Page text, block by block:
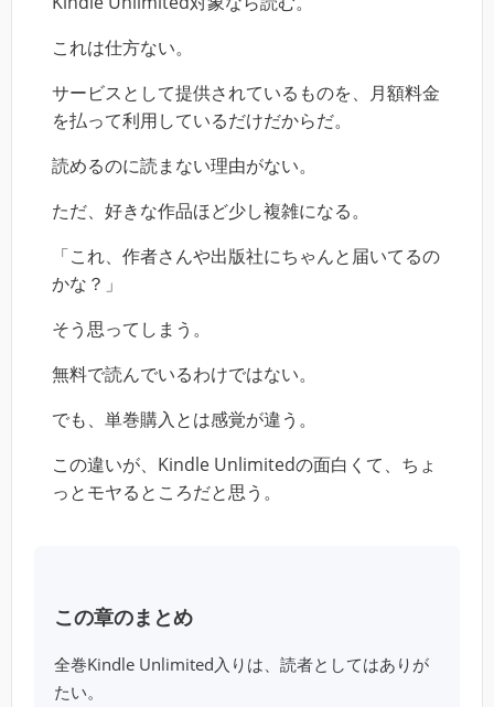
これは仕方ない。
サービスとして提供されているものを、月額料金
を払って利用しているだけだからだ。
読めるのに読まない理由がない。
ただ、好きな作品ほど少し複雑になる。
「これ、作者さんや出版社にちゃんと届いてるの
かな？」
そう思ってしまう。
無料で読んでいるわけではない。
でも、単巻購入とは感覚が違う。
この違いが、Kindle Unlimitedの面白くて、ちょ
っとモヤるところだと思う。
この章のまとめ
全巻Kindle Unlimited入りは、読者としてはありが
たい。